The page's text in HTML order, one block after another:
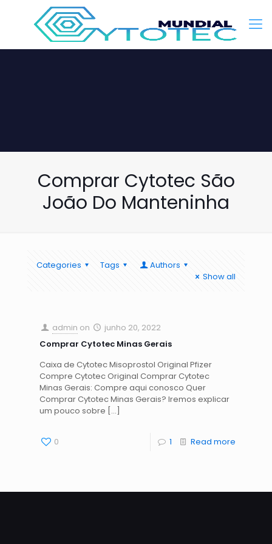
Comprar Cytotec São
João Do Manteninha
Categories Tags
Authors
Show all
admin on
junho 20, 2022
Comprar Cytotec Minas Gerais
Caixa de Cytotec Misoprostol Original Pfizer
Compre Cytotec Original Comprar Cytotec
Minas Gerais: Compre aqui conosco Quer
Comprar Cytotec Minas Gerais? Iremos explicar
um pouco sobre […]
0 1 Read more